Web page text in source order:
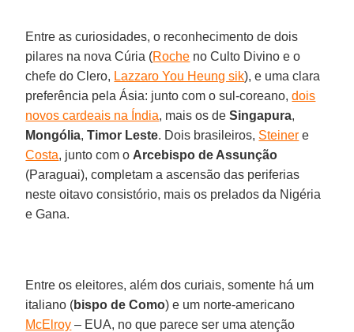
Entre as curiosidades, o reconhecimento de dois
pilares na nova Cúria (Roche no Culto Divino e o
chefe do Clero, Lazzaro You Heung sik), e uma clara
preferência pela Ásia: junto com o sul-coreano,dois
novos cardeais na Índia, mais os deSingapura,
Mongólia,Timor Leste. Dois brasileiros, Steiner e
Costa, junto com o Arcebispo de Assunção
(Paraguai), completam a ascensão das periferias
neste oitavo consistório, mais os prelados da Nigéria
e Gana.
Entre os eleitores, além dos curiais, somente há um
italiano (bispo de Como) e um norte-americano
McElroy – EUA, no que parece ser uma atenção